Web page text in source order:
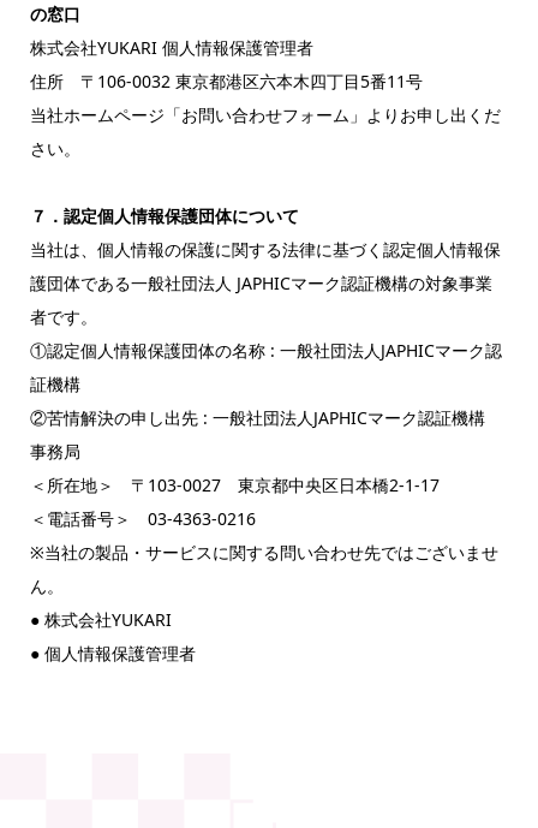
の窓口
株式会社YUKARI 個人情報保護管理者
住所 〒106-0032 東京都港区六本木四丁目5番11号
当社ホームページ「お問い合わせフォーム」よりお申し出くだ
さい。
７．認定個人情報保護団体について
当社は、個人情報の保護に関する法律に基づく認定個人情報保
護団体である一般社団法人 JAPHICマーク認証機構の対象事業
者です。
①認定個人情報保護団体の名称 : 一般社団法人JAPHICマーク認
証機構
②苦情解決の申し出先 : 一般社団法人JAPHICマーク認証機構
事務局
＜所在地＞ 〒103-0027 東京都中央区日本橋2-1-17
＜電話番号＞ 03-4363-0216
※当社の製品・サービスに関する問い合わせ先ではございませ
ん。
● 株式会社YUKARI
● 個人情報保護管理者